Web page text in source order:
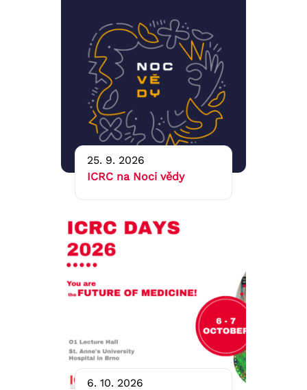
25. 9. 2026
ICRC na Noci vědy
6. 10. 2026